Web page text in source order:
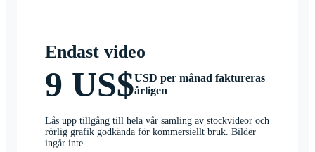
Endast video
9 US$USD per månad faktureras
årligen
Lås upp tillgång till hela vår samling av stockvideor och
rörlig grafik godkända för kommersiellt bruk. Bilder
ingår inte.